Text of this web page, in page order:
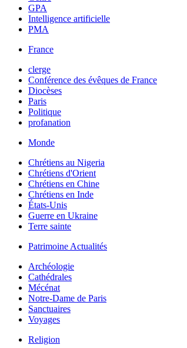
GPA
Intelligence artificielle
PMA
France
clerge
Conférence des évêques de France
Diocèses
Paris
Politique
profanation
Monde
Chrétiens au Nigeria
Chrétiens d'Orient
Chrétiens en Chine
Chrétiens en Inde
États-Unis
Guerre en Ukraine
Terre sainte
Patrimoine Actualités
Archéologie
Cathédrales
Mécénat
Notre-Dame de Paris
Sanctuaires
Voyages
Religion